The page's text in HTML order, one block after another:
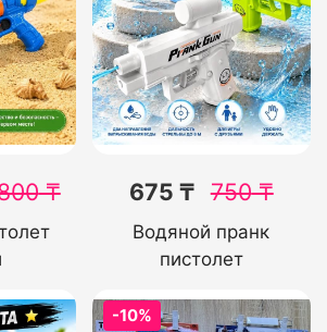
₸ 675 ₸ 750₸
Водяной пранк
пистолет
-10%